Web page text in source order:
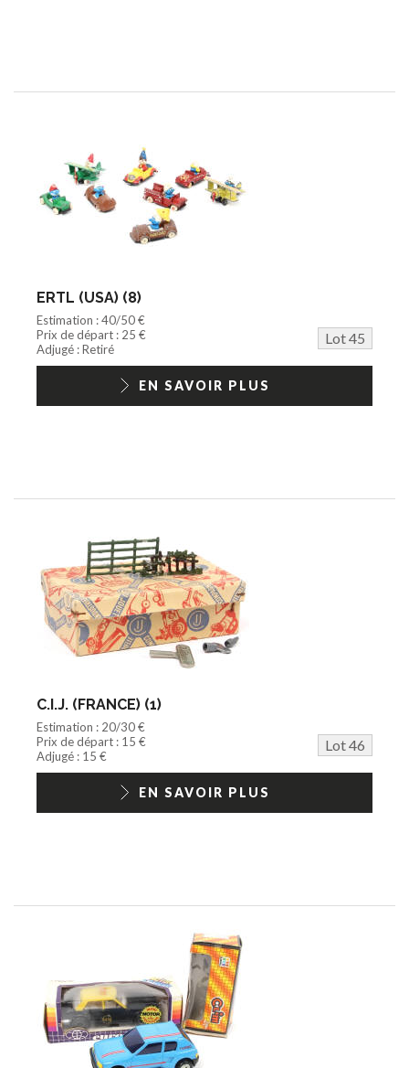
ERTL (USA) (8)
Estimation : 40/50 €
Prix de départ : 25 €
Lot 45
Adjugé : Retiré
EN SAVOIR PLUS
C.I.J. (FRANCE) (1)
Estimation : 20/30 €
Prix de départ : 15 €
Lot 46
Adjugé : 15 €
EN SAVOIR PLUS